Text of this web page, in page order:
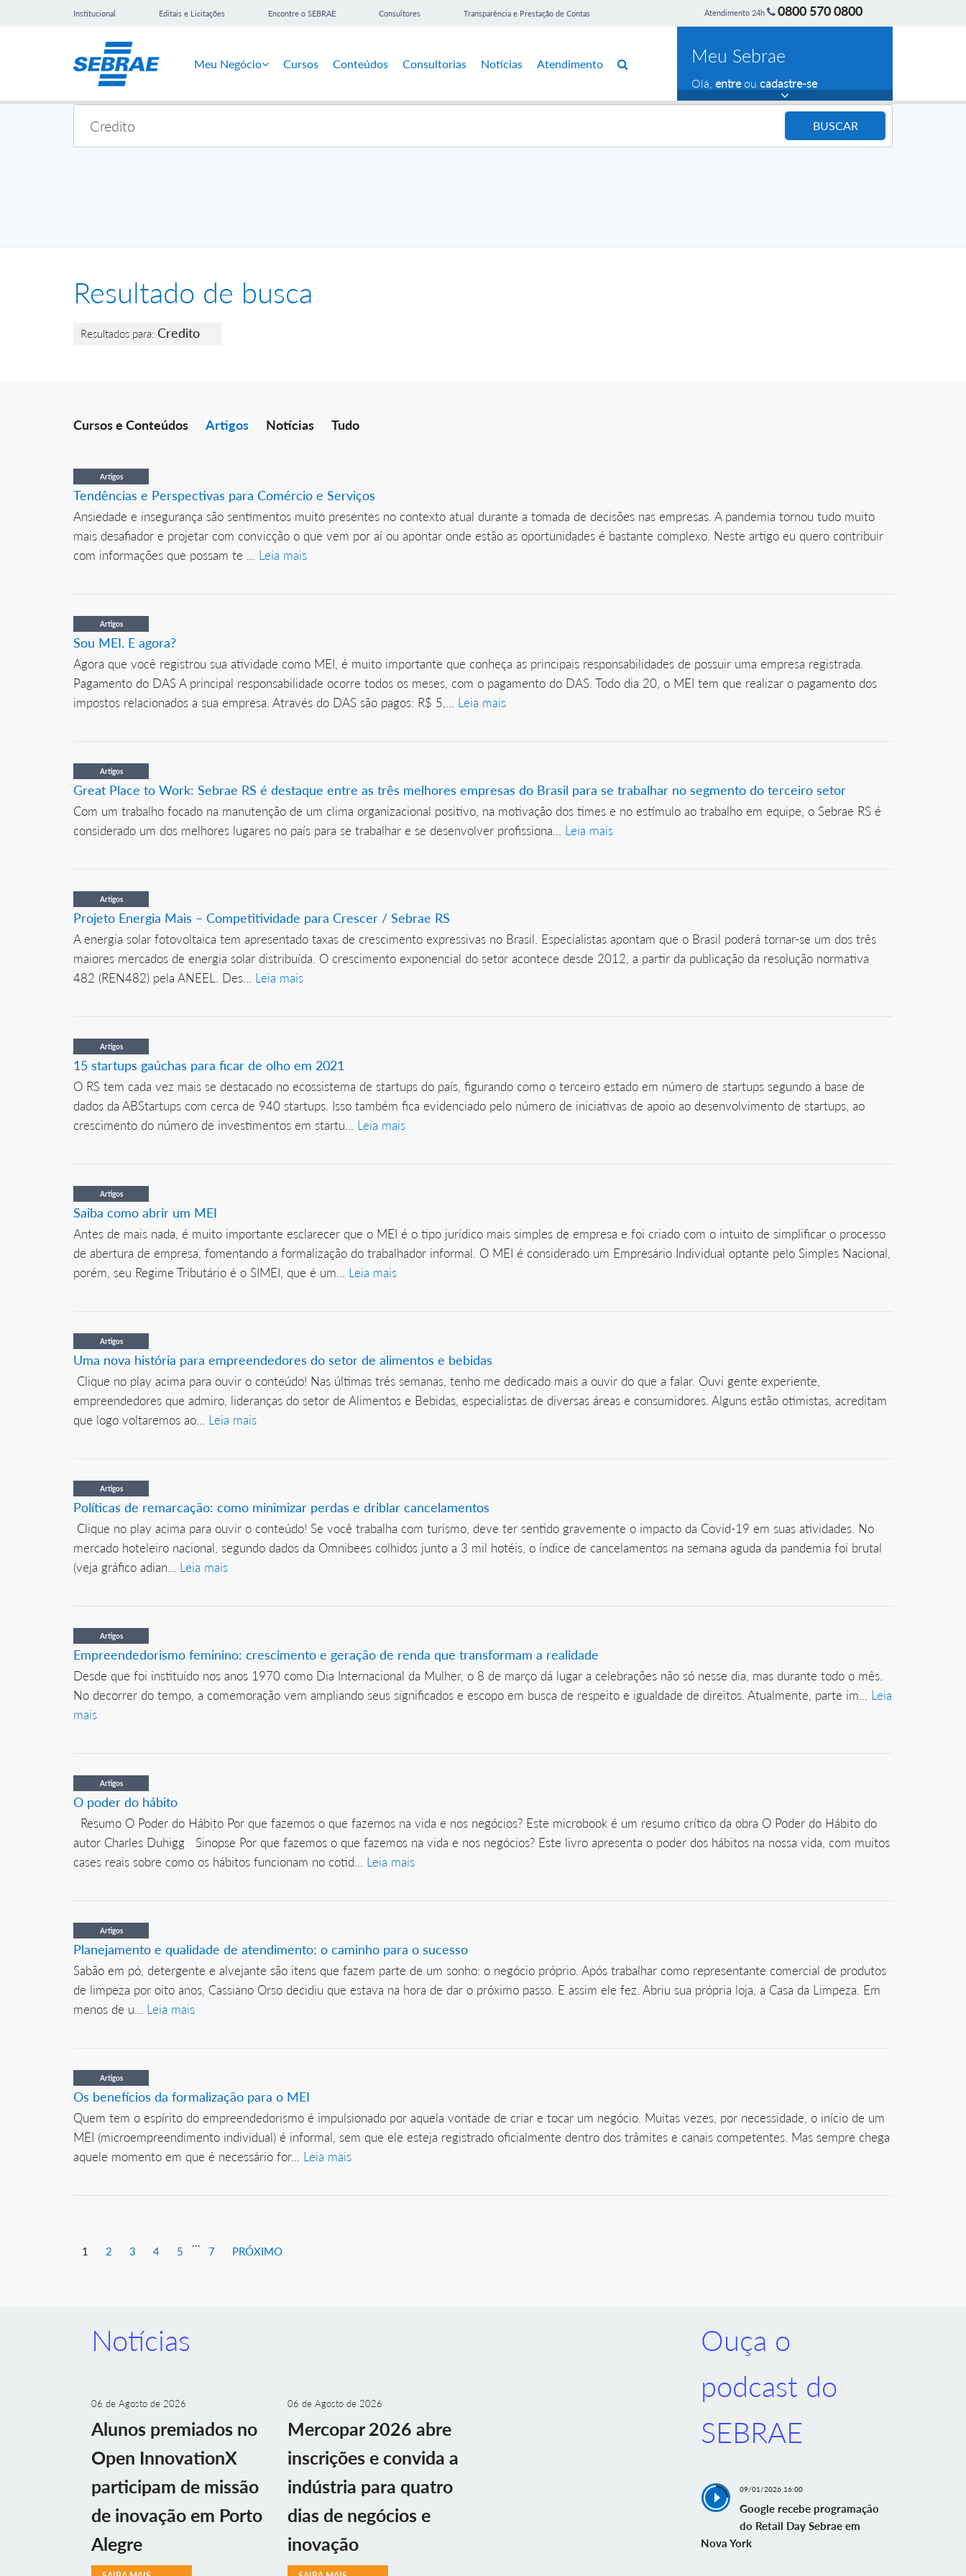
Institucional Editais e Licitações Encontre o SEBRAE Consultores Transparência e Prestação de Contas Atendimento 24h 0800 570 0800
Meu Negócio Cursos Conteúdos Consultorias Notícias Atendimento Meu Sebrae
Olá, entreou cadastre-se
BUSCAR
Resultado de busca
Resultados para: Credito
Cursos e Conteúdos Artigos Notícias Tudo
Artigos
Tendências e Perspectivas para Comércio e Serviços
Ansiedade e insegurança são sentimentos muito presentes no contexto atual durante a tomada de decisões nas empresas. A pandemia tornou tudo muito
mais desafiador e projetar com convicção o que vem por aí ou apontar onde estão as oportunidades é bastante complexo. Neste artigo eu quero contribuir
com informações que possam te ... Leia mais
Artigos
Sou MEI. E agora?
Agora que você registrou sua atividade como MEI, é muito importante que conheça as principais responsabilidades de possuir uma empresa registrada.
Pagamento do DAS A principal responsabilidade ocorre todos os meses, com o pagamento do DAS. Todo dia 20, o MEI tem que realizar o pagamento dos
impostos relacionados a sua empresa. Através do DAS são pagos: R$ 5,... Leia mais
Artigos
Great Place to Work: Sebrae RS é destaque entre as três melhores empresas do Brasil para se trabalhar no segmento do terceiro setor
Com um trabalho focado na manutenção de um clima organizacional positivo, na motivação dos times e no estímulo ao trabalho em equipe, o Sebrae RS é
considerado um dos melhores lugares no país para se trabalhar e se desenvolver profissiona... Leia mais
Artigos
Projeto Energia Mais – Competitividade para Crescer / Sebrae RS
A energia solar fotovoltaica tem apresentado taxas de crescimento expressivas no Brasil. Especialistas apontam que o Brasil poderá tornar-se um dos três
maiores mercados de energia solar distribuída. O crescimento exponencial do setor acontece desde 2012, a partir da publicação da resolução normativa
482 (REN482) pela ANEEL. Des... Leia mais
Artigos
15 startups gaúchas para ficar de olho em 2021
O RS tem cada vez mais se destacado no ecossistema de startups do país, figurando como o terceiro estado em número de startups segundo a base de
dados da ABStartups com cerca de 940 startups. Isso também fica evidenciado pelo número de iniciativas de apoio ao desenvolvimento de startups, ao
crescimento do número de investimentos em startu... Leia mais
Artigos
Saiba como abrir um MEI
Antes de mais nada, é muito importante esclarecer que o MEI é o tipo jurídico mais simples de empresa e foi criado com o intuito de simplificar o processo
de abertura de empresa, fomentando a formalização do trabalhador informal. O MEI é considerado um Empresário Individual optante pelo Simples Nacional,
porém, seu Regime Tributário é o SIMEI, que é um... Leia mais
Artigos
Uma nova história para empreendedores do setor de alimentos e bebidas
Clique no play acima para ouvir o conteúdo! Nas últimas três semanas, tenho me dedicado mais a ouvir do que a falar. Ouvi gente experiente,
empreendedores que admiro, lideranças do setor de Alimentos e Bebidas, especialistas de diversas áreas e consumidores. Alguns estão otimistas, acreditam
que logo voltaremos ao... Leia mais
Artigos
Políticas de remarcação: como minimizar perdas e driblar cancelamentos
Clique no play acima para ouvir o conteúdo! Se você trabalha com turismo, deve ter sentido gravemente o impacto da Covid-19 em suas atividades. No
mercado hoteleiro nacional, segundo dados da Omnibees colhidos junto a 3 mil hotéis, o índice de cancelamentos na semana aguda da pandemia foi brutal
(veja gráfico adian... Leia mais
Artigos
Empreendedorismo feminino: crescimento e geração de renda que transformam a realidade
Desde que foi instituído nos anos 1970 como Dia Internacional da Mulher, o 8 de março dá lugar a celebrações não só nesse dia, mas durante todo o mês.
No decorrer do tempo, a comemoração vem ampliando seus significados e escopo em busca de respeito e igualdade de direitos. Atualmente, parte im... Leia
mais
Artigos
O poder do hábito
Resumo O Poder do Hábito Por que fazemos o que fazemos na vida e nos negócios? Este microbook é um resumo crítico da obra O Poder do Hábito do
autor Charles Duhigg Sinopse Por que fazemos o que fazemos na vida e nos negócios? Este livro apresenta o poder dos hábitos na nossa vida, com muitos
cases reais sobre como os hábitos funcionam no cotid... Leia mais
Artigos
Planejamento e qualidade de atendimento: o caminho para o sucesso
Sabão em pó, detergente e alvejante são itens que fazem parte de um sonho: o negócio próprio. Após trabalhar como representante comercial de produtos
de limpeza por oito anos, Cassiano Orso decidiu que estava na hora de dar o próximo passo. E assim ele fez. Abriu sua própria loja, a Casa da Limpeza. Em
menos de u... Leia mais
Artigos
Os benefícios da formalização para o MEI
Quem tem o espírito do empreendedorismo é impulsionado por aquela vontade de criar e tocar um negócio. Muitas vezes, por necessidade, o início de um
MEI (microempreendimento individual) é informal, sem que ele esteja registrado oficialmente dentro dos trâmites e canais competentes. Mas sempre chega
aquele momento em que é necessário for... Leia mais
1 2 3 4 5
…
7 PRÓXIMO
Notícias
06 de Agosto de 2026
Alunos premiados no
Open InnovationX
participam de missão
de inovação em Porto
Alegre
06 de Agosto de 2026
Mercopar 2026 abre
inscrições e convida a
indústria para quatro
dias de negócios e
inovação
Ouça o
podcast do
SEBRAE
09/01/2026 16:00
Google recebe programação
do Retail Day Sebrae em
Nova York